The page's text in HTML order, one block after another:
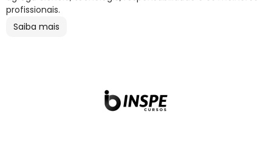
profissionais.
Saiba mais